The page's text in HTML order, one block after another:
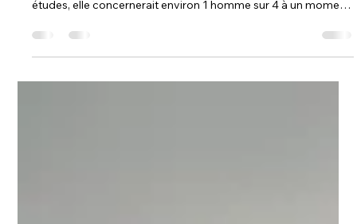
L’éjaculation précoce concerne 1
homme sur 4
précoce est pourtant une réalité très répandue. Selon diverses